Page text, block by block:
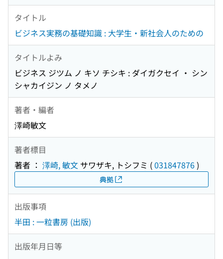
タイトル
ビジネス実務の基礎知識 : 大学生・新社会人のための
タイトルよみ
ビジネス ジツム ノ キソ チシキ : ダイガクセイ ・ シン
シャカイジン ノ タメノ
著者・編者
澤崎敏文
著者標目
著者 ： 澤崎, 敏文 サワザキ, トシフミ (031847876)
典拠
出版事項
半田 : 一粒書房 (出版)
出版年月日等